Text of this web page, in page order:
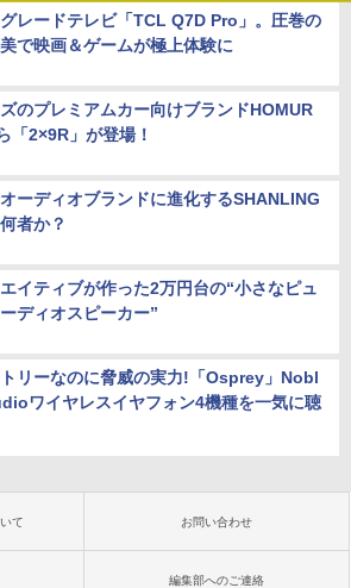
レードテレビ「TCL Q7D Pro」。圧巻の
で映画＆ゲームが極上体験に
のプレミアムカー向けブランドHOMUR
「2×9R」が登場！
ーディオブランドに進化するSHANLING
者か？
イティブが作った2万円台の“小さなピュ
ディオスピーカー”
リーなのに脅威の実力!「Osprey」Nobl
ワイヤレスイヤフォン4機種を一気に聴
て お問い合わせ
編集部へのご連絡